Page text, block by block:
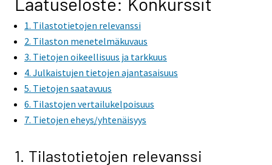
1. Tilastotietojen relevanssi
2. Tilaston menetelmäkuvaus
3. Tietojen oikeellisuus ja tarkkuus
4. Julkaistujen tietojen ajantasaisuus
5. Tietojen saatavuus
6. Tilastojen vertailukelpoisuus
7. Tietojen eheys/yhtenäisyys
1. Tilastotietojen relevanssi